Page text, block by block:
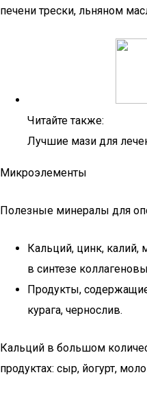
печени трески, льняном
Читайте также:
Лучшие мази для
Микроэлементы
Полезные минералы для
Кальций, цинк, калий,
в синтезе
Продукты,
курага, чернослив.
Кальций в большом
продуктах: сыр, йогурт,